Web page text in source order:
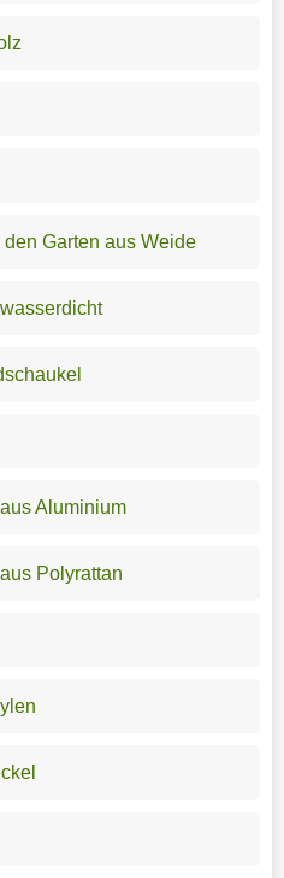
Garten aus Weide
Aluminium
Polyrattan